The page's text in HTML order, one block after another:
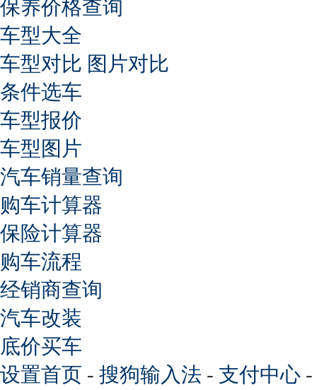
保养价格查询
车型大全
车型对比 图片对比
条件选车
车型报价
车型图片
汽车销量查询
购车计算器
保险计算器
购车流程
经销商查询
汽车改装
底价买车
设置首页 - 搜狗输入法 - 支付中心 -